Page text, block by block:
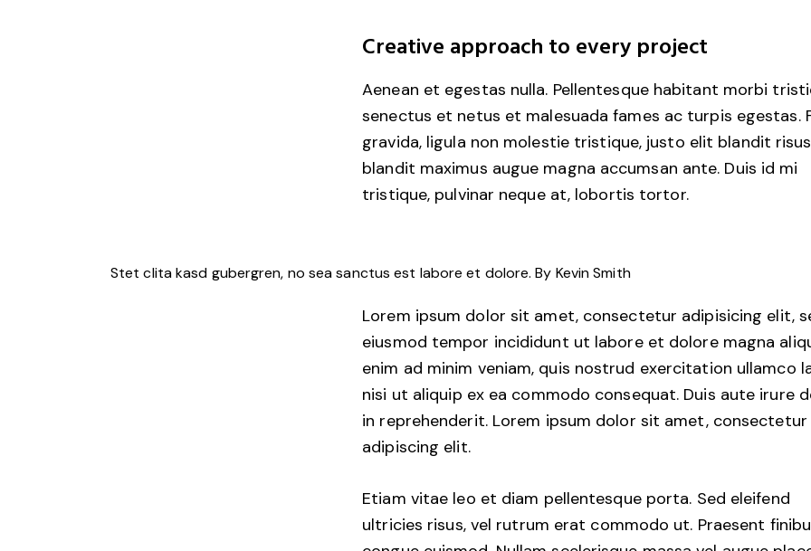
Creative approach to every project
Aenean et egestas nulla. Pellentesque habitant morbi
senectus et netus et malesuada fames ac turpis egestas.
gravida, ligula non molestie tristique, justo elit blandit
blandit maximus augue magna accumsan ante. Duis id mi
tristique, pulvinar neque at, lobortis tortor.
Stet clita kasd gubergren, no sea sanctus est labore et dolore. By Kevin Smith
Lorem ipsum dolor sit amet, consectetur adipisicing elit,
eiusmod tempor incididunt ut labore et dolore magna
enim ad minim veniam, quis nostrud exercitation ullamco
nisi ut aliquip ex ea commodo consequat. Duis aute irure
in reprehenderit. Lorem ipsum dolor sit amet, consectetur
adipiscing elit.
Etiam vitae leo et diam pellentesque porta. Sed eleifend
ultricies risus, vel rutrum erat commodo ut. Praesent